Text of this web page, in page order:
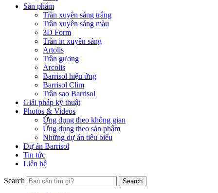
Sản phẩm
Trần xuyên sáng trắng
Trần xuyên sáng màu
3D Form
Trần in xuyên sáng
Artolis
Trần gương
Arcolis
Barrisol hiệu ứng
Barrisol Clim
Trần sao Barrisol
Giải pháp kỹ thuật
Photos & Videos
Ứng dụng theo không gian
Ứng dụng theo sản phẩm
Những dự án tiêu biểu
Dự án Barrisol
Tin tức
Liên hệ
Search